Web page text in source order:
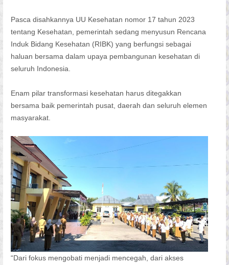
Pasca disahkannya UU Kesehatan nomor 17 tahun 2023
tentang Kesehatan, pemerintah sedang menyusun Rencana
Induk Bidang Kesehatan (RIBK) yang berfungsi sebagai
haluan bersama dalam upaya pembangunan kesehatan di
seluruh Indonesia.
Enam pilar transformasi kesehatan harus ditegakkan
bersama baik pemerintah pusat, daerah dan seluruh elemen
masyarakat.
“Dari fokus mengobati menjadi mencegah, dari akses